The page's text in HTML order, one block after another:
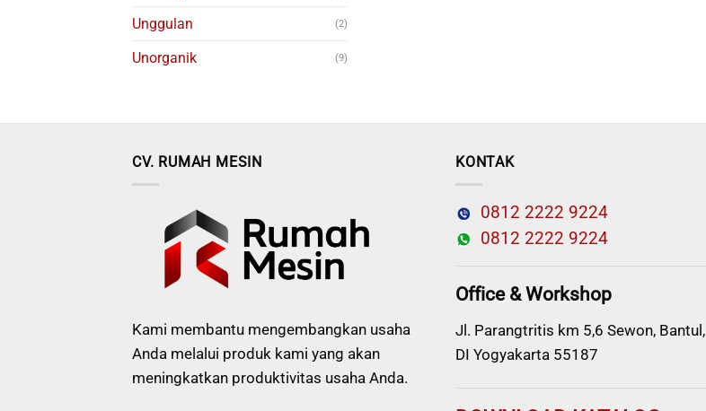
Unggulan (2)
Unorganik (9)
CV. RUMAH MESIN
Kami membantu mengembangkan usaha
Anda melalui produk kami yang akan
meningkatkan produktivitas usaha Anda.
KONTAK
0812 2222 9224
0812 2222 9224
Office & Workshop
Jl. Parangtritis km 5,6 Sewon, Bantul,
DI Yogyakarta 55187